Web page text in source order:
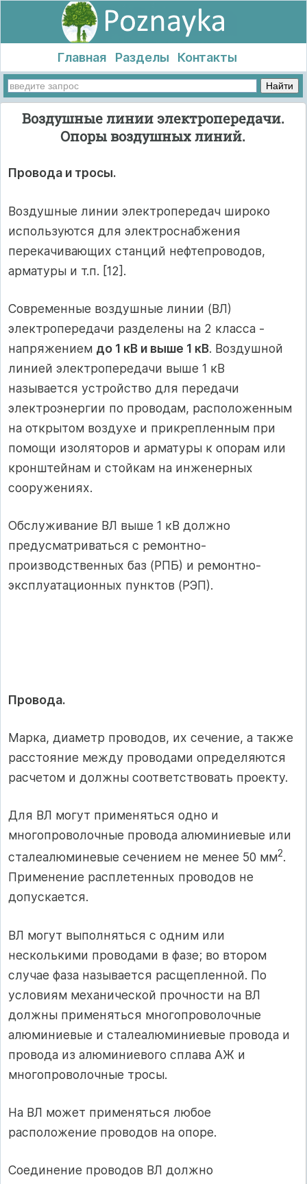
Главная Разделы Контакты
Воздушные линии электропередачи.
Опоры воздушных линий.
Провода и тросы.
Воздушные линии электропередач широко
используются для электроснабжения
перекачивающих станций нефтепроводов,
арматуры и т.п. [12].
Современные воздушные линии (ВЛ)
электропередачи разделены на 2 класса -
напряжением до 1 кВ и выше 1 кВ. Воздушной
линией электропередачи выше 1 кВ
называется устройство для передачи
электроэнергии по проводам, расположенным
на открытом воздухе и прикрепленным при
помощи изоляторов и арматуры к опорам или
кронштейнам и стойкам на инженерных
сооружениях.
Обслуживание ВЛ выше 1 кВ должно
предусматриваться с ремонтно-
производственных баз (РПБ) и ремонтно-
эксплуатационных пунктов (РЭП).
Провода.
Марка, диаметр проводов, их сечение, а также
расстояние между проводами определяются
расчетом и должны соответствовать проекту.
Для ВЛ могут применяться одно и
многопроволочные провода алюминиевые или
сталеалюминевые сечением не менее 50 мм2.
Применение расплетенных проводов не
допускается.
ВЛ могут выполняться с одним или
несколькими проводами в фазе; во втором
случае фаза называется расщепленной. По
условиям механической прочности на ВЛ
должны применяться многопроволочные
алюминиевые и сталеалюминиевые провода и
провода из алюминиевого сплава АЖ и
многопроволочные тросы.
На ВЛ может применяться любое
расположение проводов на опоре.
Соединение проводов ВЛ должно